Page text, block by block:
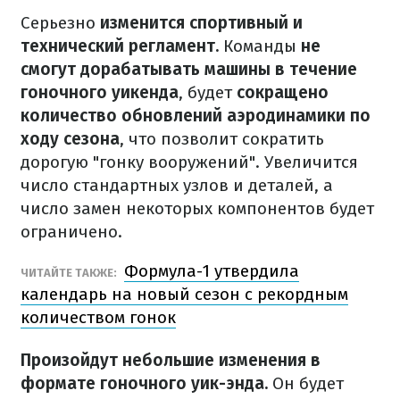
Серьезно изменится спортивный и
технический регламент. Команды не
смогут дорабатывать машины в течение
гоночного уикенда, будет сокращено
количество обновлений аэродинамики по
ходу сезона, что позволит сократить
дорогую "гонку вооружений". Увеличится
число стандартных узлов и деталей, а
число замен некоторых компонентов будет
ограничено.
ЧИТАЙТЕ ТАКЖЕ:
Формула-1 утвердила
календарь на новый сезон с рекордным
количеством гонок
Произойдут небольшие изменения в
формате гоночного уик-энда. Он будет